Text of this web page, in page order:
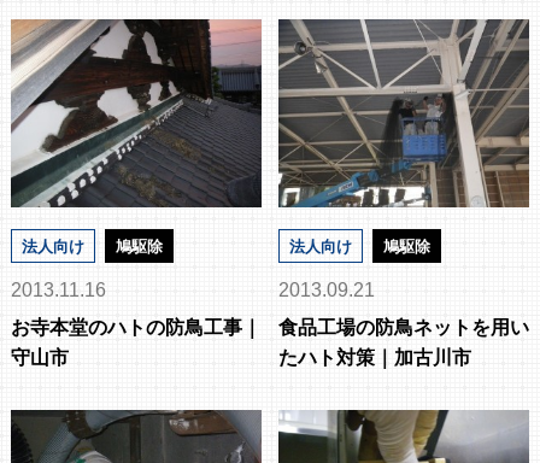
法人向け 鳩駆除
2013.11.16
お寺本堂のハトの防鳥工事｜
守山市
法人向け 鳩駆除
2013.09.21
食品工場の防鳥ネットを用い
たハト対策｜加古川市